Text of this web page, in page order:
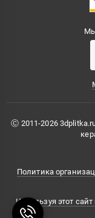
Ⓒ 2011-2026
Политика
Используя этот